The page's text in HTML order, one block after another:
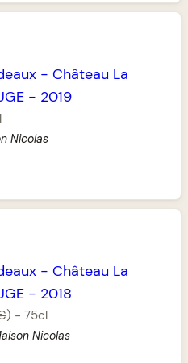
- Château La
- 2019
Nicolas
- Château La
- 2018
) -75cl
Nicolas